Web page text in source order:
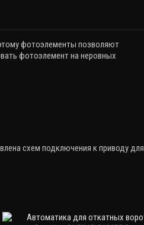
фотоэлементы позволяют
фотоэлемент на неровных
схем подключения к приводу для